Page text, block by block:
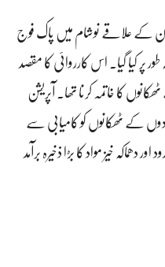
کے علاقے نوشام میں پاک فوج
پر کیا گیا۔ اس کارروائی کا مقصد
کا خاتمہ کرنا تھا۔ آپریشن
کے ٹھکانوں کو کامیابی سے
دھماکہ خیز مواد کا بڑا ذخیرہ برآمد